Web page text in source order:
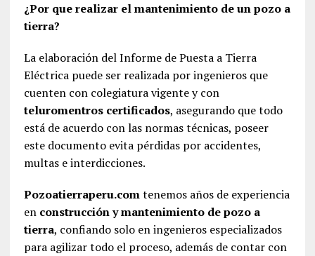
¿Por que realizar el mantenimiento de un pozo a
tierra?
La elaboración del Informe de Puesta a Tierra
Eléctrica puede ser realizada por ingenieros que
cuenten con colegiatura vigente y con
teluromentros certificados, asegurando que todo
está de acuerdo con las normas técnicas, poseer
este documento evita pérdidas por accidentes,
multas e interdicciones.
Pozoatierraperu.comtenemos años de experiencia
en construcción y mantenimiento de pozo a
tierra, confiando solo en ingenieros especializados
para agilizar todo el proceso, además de contar con